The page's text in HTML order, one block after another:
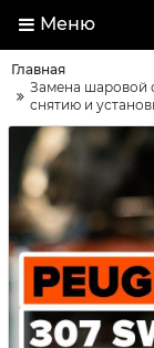
Меню
Главная
Замена шаровой
снятию и